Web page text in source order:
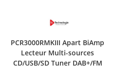
PCR3000RMKIII Apart BiAmp
Lecteur Multi-sources
CD/USB/SD Tuner DAB+/FM